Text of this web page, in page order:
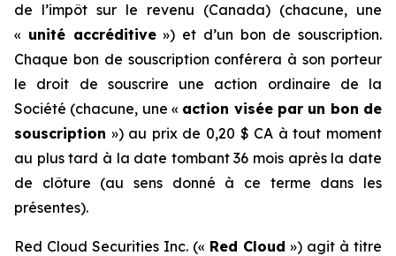
de l’impôt sur le revenu (Canada) (chacune, une
« unité accréditive») et d’un bon de souscription.
Chaque bon de souscription conférera à son porteur
le droit de souscrire une action ordinaire de la
Société (chacune, une « action visée par un bon de
souscription ») au prix de 0,20 $ CA à tout moment
au plus tard à la date tombant 36 mois après la date
de clôture (au sens donné à ce terme dans les
présentes).
Red Cloud Securities Inc. (« Red Cloud ») agit à titre